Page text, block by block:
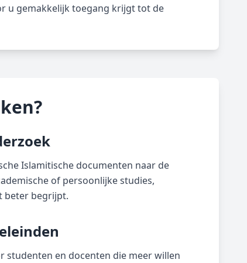
u gemakkelijk toegang krijgt tot de
Islamitische documenten naar de
of persoonlijke studies,
beter begrijpt.
studenten en docenten die meer willen